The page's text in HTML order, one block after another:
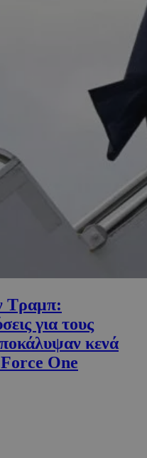
Τραμπ:
για τους
κενά
One